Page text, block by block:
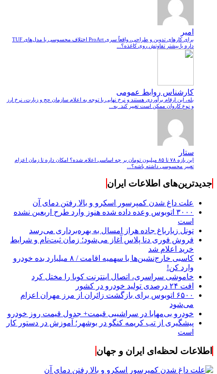
امیر
برای کارهای تدوین و طراحی، واقعاً سری ProArt اختلاف محسوسی با مدل‌های TUF
داره یا بیشتر تفاوتش روی کاغذه؟...
کارشناس روابط عمومی
بله، این ارقام برآوردی هستند و نرخ نهایی با توجه به اعلام سازمان حج و زیارت، نرخ ارز
و نوع کاروان ممکن است تغییر کند. به...
ستار
این بازه ۷۸ تا ۸۵ میلیون تومان بر چه اساسی اعلام شده؟ امکان داره تا زمان اعزام
تغییر محسوسی داشته باشه؟...
جدیدترین‌های اطلاعات ایران
علت داغ شدن کمپرسور اسکرو و بالا رفتن دمای آن
۳۰۰۰ اتوبوس وعده داده شده هنوز وارد طرح اربعین نشده
است
تونل زیارباغ جاده هراز امسال به بهره‌برداری می‌رسد
فروش فوری دنا پلاس آغاز می‌شود؛ زمان ثبت‌نام و شرایط
خرید اعلام شد
کاسبی خارج‌نشین‌ها با سهمیه اقامت / ۸ میلیارد بده خودرو
وارد کن!
خاموشی سراسری، اتصال اینترنت کوبا را مختل کرد
افت ۲۴ درصدی تولید خودرو در کشور
۶۵۰۰ اتوبوس برای بازگشت زائران از مرز مهران اعزام
می‌شود
خودرو بی‌مهابا در سراشیبی قیمت+ جدول قیمت روز خودرو
پیشگیری از تب کریمه کنگو در بوشهر؛ آموزش در دستور کار
است
اطلاعات لحظه‌ای ایران و جهان